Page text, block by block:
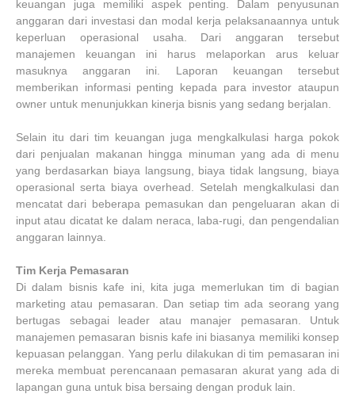
keuangan juga memiliki aspek penting. Dalam penyusunan
anggaran dari investasi dan modal kerja pelaksanaannya untuk
keperluan operasional usaha. Dari anggaran tersebut
manajemen keuangan ini harus melaporkan arus keluar
masuknya anggaran ini. Laporan keuangan tersebut
memberikan informasi penting kepada para investor ataupun
owner untuk menunjukkan kinerja bisnis yang sedang berjalan.
Selain itu dari tim keuangan juga mengkalkulasi harga pokok
dari penjualan makanan hingga minuman yang ada di menu
yang berdasarkan biaya langsung, biaya tidak langsung, biaya
operasional serta biaya overhead. Setelah mengkalkulasi dan
mencatat dari beberapa pemasukan dan pengeluaran akan di
input atau dicatat ke dalam neraca, laba-rugi, dan pengendalian
anggaran lainnya.
Tim Kerja Pemasaran
Di dalam bisnis kafe ini, kita juga memerlukan tim di bagian
marketing atau pemasaran. Dan setiap tim ada seorang yang
bertugas sebagai leader atau manajer pemasaran. Untuk
manajemen pemasaran bisnis kafe ini biasanya memiliki konsep
kepuasan pelanggan. Yang perlu dilakukan di tim pemasaran ini
mereka membuat perencanaan pemasaran akurat yang ada di
lapangan guna untuk bisa bersaing dengan produk lain.